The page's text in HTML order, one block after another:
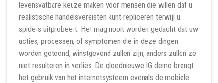
levensvatbare keuze maken voor mensen die willen dat u
realistische handelsvereisten kunt repliceren terwijl u
spiders uitprobeert. Het mag nooit worden gedacht dat uw
acties, processen, of symptomen die in deze dingen
worden getoond, winstgevend zullen zijn, anders zullen ze
niet resulteren in verlies. De gloednieuwe IG demo brengt
het gebruik van het internetsysteem evenals de mobiele